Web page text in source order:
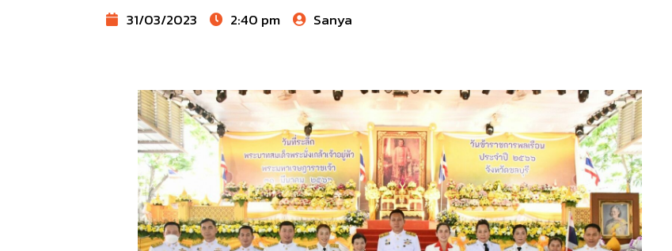
31/03/2023 2:40 pm Sanya